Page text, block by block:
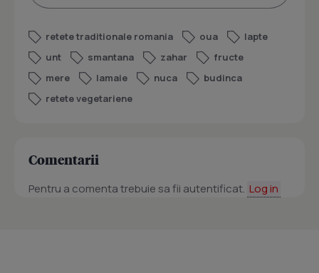
retete traditionale romania oua
lapte
unt
smantana zahar
fructe
mere
lamaie nuca
budinca
retete vegetariene
Comentarii
Pentru a comenta trebuie sa fii autentificat. Log in